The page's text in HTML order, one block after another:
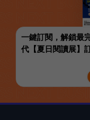
一鍵訂閱，解鎖最
代【夏日閱讀展】